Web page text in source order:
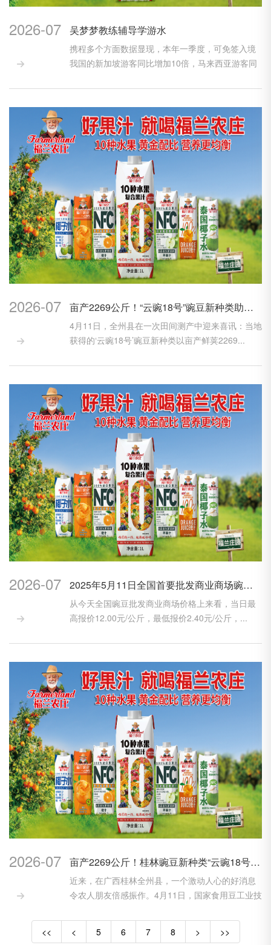
2026-07

吴梦梦教练辅导学游水
携程多个方面数据显现，本年一季度，可免签入境
我国的新加坡游客同比增加10倍，马来西亚游客同
2026-07

亩产2269公斤！“云豌18号”豌豆新种类助力村庄复兴
4月11日，全州县在一次田间测产中迎来喜讯：当地
获得的‘云豌18号’豌豆新种类以亩产鲜荚2269...
2026-07

2025年5月11日全国首要批发商业商场豌豆价格行情
从今天全国豌豆批发商业商场价格上来看，当日最
高报价12.00元/公斤，最低报价2.40元/公斤，...
2026-07

亩产2269公斤！桂林豌豆新种类“云豌18号”单产创前史新高
近来，在广西桂林全州县，一个激动人心的好消息
令农人朋友倍感振作。4月11日，国家食用豆工业技
<<
< 5 6 7 8 > >>